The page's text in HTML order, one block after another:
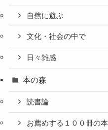
自然に遊ぶ
文化・社会の中で
日々雑感
本の森
読書論
お薦めする１００冊の本